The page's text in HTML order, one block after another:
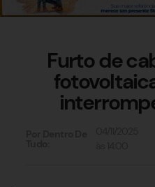
Furto de